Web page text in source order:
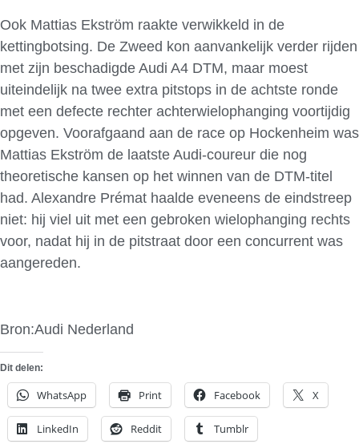
Ook Mattias Ekström raakte verwikkeld in de
kettingbotsing. De Zweed kon aanvankelijk verder rijden
met zijn beschadigde Audi A4 DTM, maar moest
uiteindelijk na twee extra pitstops in de achtste ronde
met een defecte rechter achterwielophanging voortijdig
opgeven. Voorafgaand aan de race op Hockenheim was
Mattias Ekström de laatste Audi-coureur die nog
theoretische kansen op het winnen van de DTM-titel
had. Alexandre Prémat haalde eveneens de eindstreep
niet: hij viel uit met een gebroken wielophanging rechts
voor, nadat hij in de pitstraat door een concurrent was
aangereden.
Bron:Audi Nederland
Dit delen:
WhatsApp Print Facebook X
LinkedIn Reddit Tumblr